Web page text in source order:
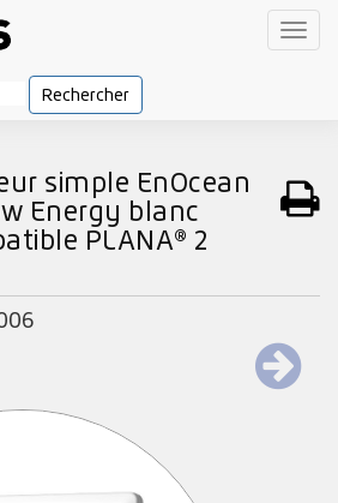
Rechercher
simple EnOcean
Energy blanc
PLANA® 2